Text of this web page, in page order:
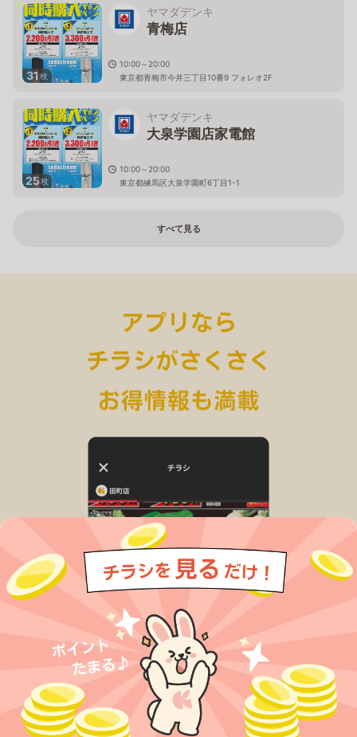
31枚
ヤマダデンキ
青梅店
10:00～20:00
東京都青梅市今井三丁目10番9 フォレオ2F
25枚
ヤマダデンキ
大泉学園店家電館
10:00～20:00
東京都練馬区大泉学園町6丁目1-1
すべて見る